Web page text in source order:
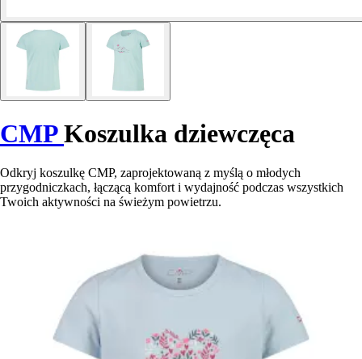
CMPKoszulka dziewczęca
Odkryj koszulkę CMP, zaprojektowaną z myślą o młodych
przygodniczkach, łączącą komfort i wydajność podczas wszystkich
Twoich aktywności na świeżym powietrzu.